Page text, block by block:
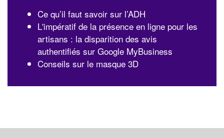
Ce qu’il faut savoir sur l’ADH
L'impératif de la présence en ligne pour les
artisans : la disparition des avis
authentifiés sur Google MyBusiness
Conseils sur le masque 3D